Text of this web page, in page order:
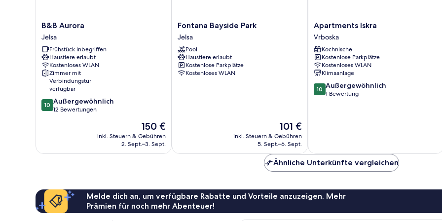
B&B
Aurora
Jelsa
B&B Aurora
Jelsa
Frühstück inbegriffen
Haustiere erlaubt
Kostenloses WLAN
Zimmer mit
Verbindungstür
verfügbar
10.0
von
10 Außergewöhnlich
12 Bewertungen
Der
Preis
beträgt
150 €
inkl. Steuern & Gebühren
2. Sept.–3. Sept.
Fontana
Bayside
Park
Jelsa
Fontana Bayside Park
Jelsa
Pool
Haustiere erlaubt
Kostenlose Parkplätze
Kostenloses WLAN
Der
Preis
beträgt
101 €
inkl. Steuern & Gebühren
5. Sept.–6. Sept.
Apartments
Iskra
Vrboska
Apartments Iskra
Vrboska
Kochnische
Kostenlose Parkplätze
Kostenloses WLAN
Klimaanlage
10.0
von
10 Außergewöhnlich
1 Bewertung
Ähnliche Unterkünfte vergleichen
Melde dich an, um verfügbare Rabatte und Vorteile anzuzeigen. Mehr
Prämien für noch mehr Abenteuer!